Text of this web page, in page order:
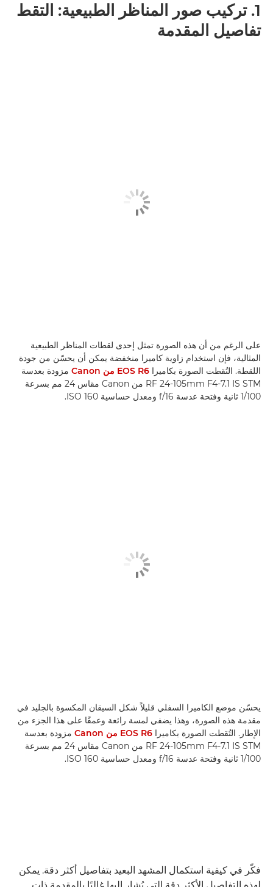
1. تركيب صور المناظر الطبيعية: التقط
تفاصيل المقدمة
على الرغم من أن هذه الصورة تمثل إحدى لقطات المناظر الطبيعية
المثالية، فإن استخدام زاوية كاميرا منخفضة يمكن أن يحسّن من جودة
اللقطة. التُقطت الصورة بكاميرا EOS R6 من Canon
مزودة بعدسة
RF 24-105mm F4-7.1 IS STM من Canon مقاس 24 مم بسرعة
1/100 ثانية وفتحة عدسة f/16 ومعدل حساسية ISO 160.
يحسّن موضع الكاميرا السفلي قليلاً شكل السيقان المكسوة بالجليد في
مقدمة هذه الصورة، وهذا يضفي لمسة رائعة وعمقًا على هذا الجزء من
الإطار. التُقطت الصورة بكاميرا EOS R6 من Canon
مزودة بعدسة
RF 24-105mm F4-7.1 IS STM من Canon مقاس 24 مم بسرعة
1/100 ثانية وفتحة عدسة f/16 ومعدل حساسية ISO 160.
فكّر في كيفية استكمال المشهد البعيد بتفاصيل أكثر دقة. يمكن